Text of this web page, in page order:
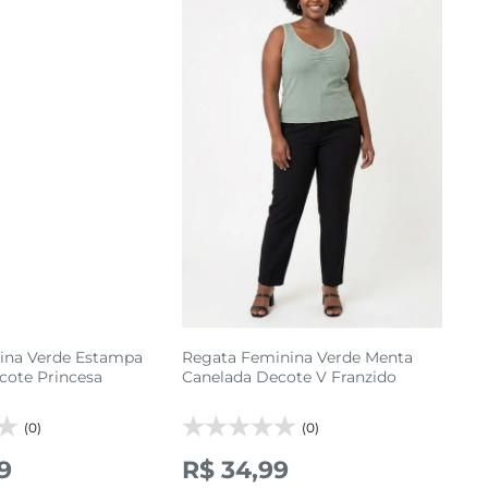
Verde Estampa
Princesa
(0)
G1 G2 G3
adicionar a sacola
Regata Feminina Verde Menta
Canelada Decote V Franzido
(0)
R$ 34,99